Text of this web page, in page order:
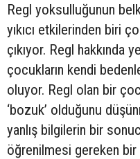
Regl yoksulluğunun
yıkıcı etkilerinden biri
çıkıyor. Regl hakkında
çocukların kendi
oluyor. Regl olan bir
‘bozuk’ olduğunu
yanlış bilgilerin bir
öğrenilmesi gereken